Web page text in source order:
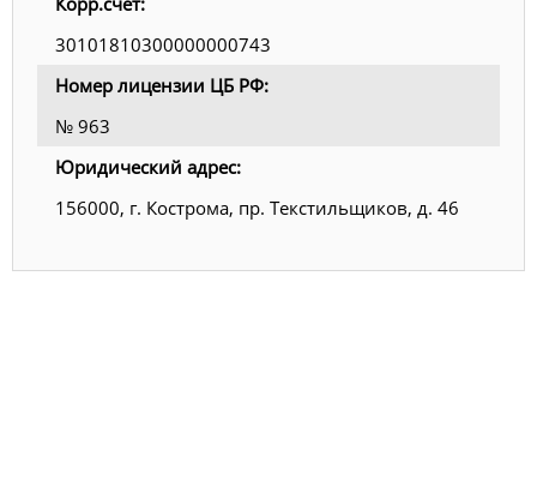
30101810300000000743
Номер лицензии ЦБ РФ:
№ 963
Юридический адрес:
156000, г. Кострома, пр. Текстильщиков, д. 46